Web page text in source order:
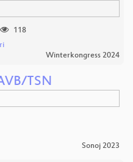
118
Winterkongress 2024
TSN
Sonoj 2023